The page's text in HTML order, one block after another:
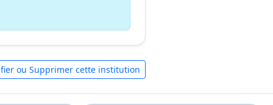
ou Supprimer cette institution